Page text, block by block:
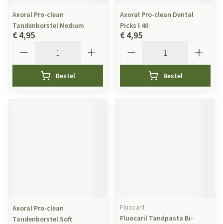
Axoral Pro-clean
Tandenborstel Medium
€ 4,95
Bestel
Axoral Pro-clean Dental
Picks l 40
€ 4,95
Bestel
Axoral Pro-clean
Tandenborstel Soft
Fluocaril
Fluocaril Tandpasta Bi-